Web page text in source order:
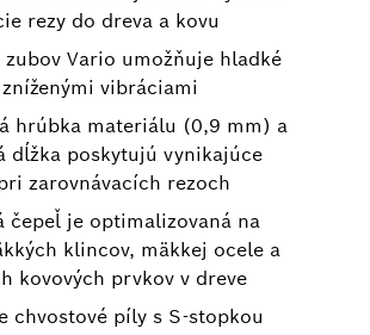
rezy do dreva a kovu
Vario umožňuje hladké
vibráciami
hrúbka materiálu (0,9 mm) a
dĺžka poskytujú vynikajúce
zarovnávacích rezoch
čepeľ je optimalizovaná na
klincov, mäkkej ocele a
kovových prvkov v dreve
chvostové píly s S-stopkou